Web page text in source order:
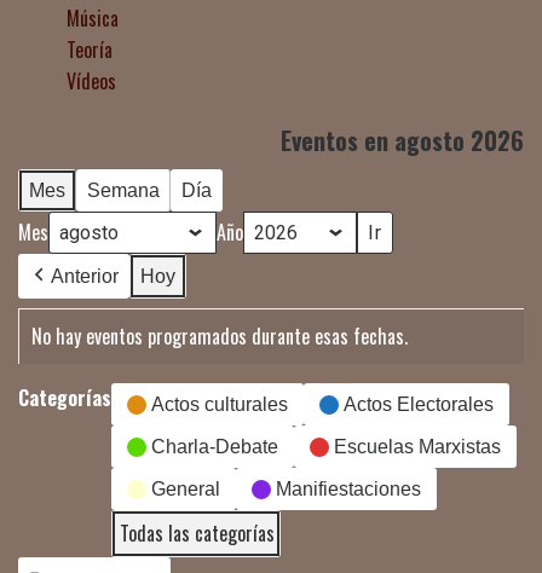
Música
Teoría
Vídeos
Eventos en agosto 2026
Mes Semana Día
Mes Año
Anterior Hoy
No hay eventos programados durante esas fechas.
Categorías Actos culturales Actos Electorales
Charla-Debate Escuelas Marxistas
General Manifiestaciones
Todas las categorías